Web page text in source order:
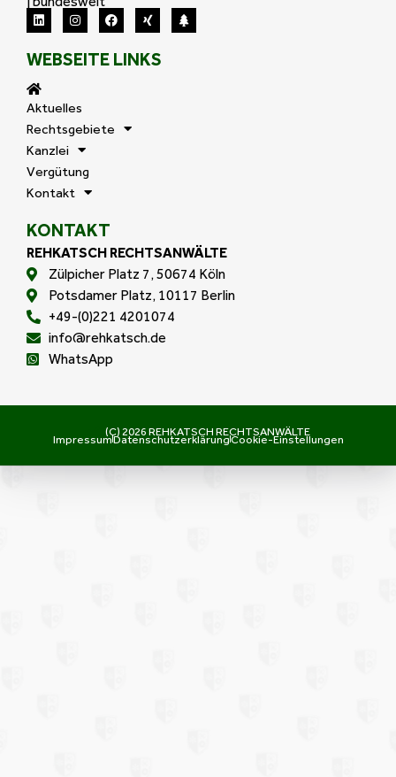
WEBSEITE LINKS
Aktuelles
Rechtsgebiete
Kanzlei
Vergütung
Kontakt
KONTAKT
REHKATSCH RECHTSANWÄLTE
Zülpicher Platz 7, 50674 Köln
Potsdamer Platz, 10117 Berlin
+49-(0)221 4201074
info@rehkatsch.de
WhatsApp
(C) 2026 REHKATSCH RECHTSANWÄLTE
ImpressumDatenschutzerklärungCookie-Einstellungen